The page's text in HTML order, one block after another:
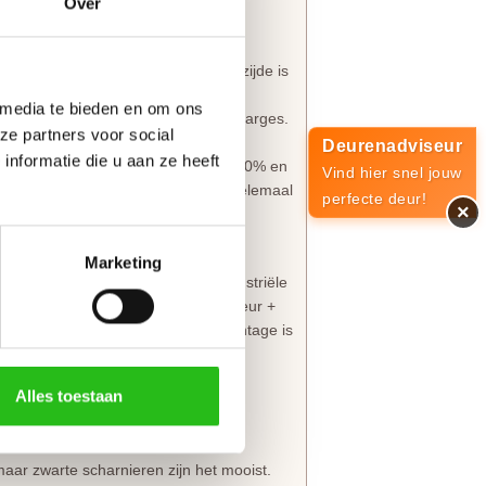
te bieden en om ons
partners voor social
die u aan ze heeft
Marketing
Alles toestaan
5 mm in te korten. De sluitzijde is
binnen deze aangegeven marges.
De meerprijs is ongeveer 20% en
en bestel jouw nieuwe deur helemaal
boringen. Speciaal voor deze industriële
bestelling van een Skantrae SSL deur +
en deurklink in de deur. Montage is
deze smalle deurstijlen!
zwarte scharnieren zijn het mooist.
Deurenadviseur
Vind hier snel jouw
perfecte deur!
×